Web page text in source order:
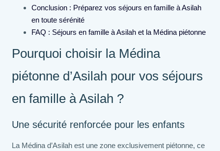
Conclusion : Préparez vos séjours en famille à Asilah
en toute sérénité
FAQ : Séjours en famille à Asilah et la Médina piétonne
Pourquoi choisir la Médina
piétonne d’Asilah pour vos séjours
en famille à Asilah ?
Une sécurité renforcée pour les enfants
La Médina d’Asilah est une zone exclusivement piétonne, ce